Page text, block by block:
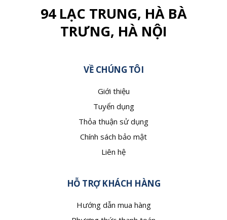
94 LẠC TRUNG, HÀ BÀ
TRƯNG, HÀ NỘI
VỀ CHÚNG TÔI
Giới thiệu
Tuyển dụng
Thỏa thuận sử dụng
Chính sách bảo mật
Liên hệ
HỖ TRỢ KHÁCH HÀNG
Hướng dẫn mua hàng